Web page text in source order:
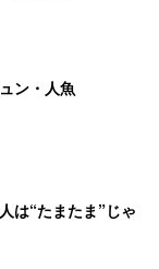
ン・人魚
は“たまたま”じゃ